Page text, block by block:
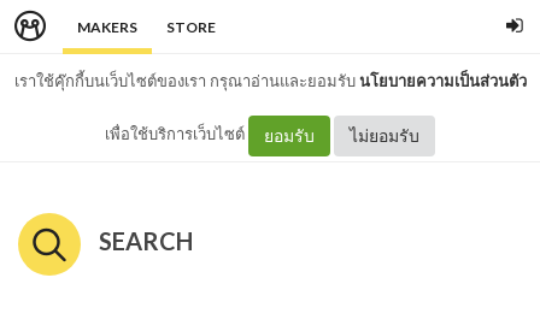
MAKERS STORE
เราใช้คุ๊กกี้บนเว็บไซต์ของเรา กรุณาอ่านและยอมรับนโยบายความเป็นส่วนตัว
เพื่อใช้บริการเว็บไซต์ ยอมรับ ไม่ยอมรับ
SEARCH